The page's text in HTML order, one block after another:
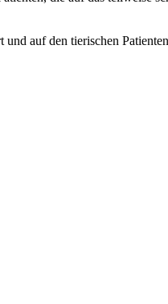
auf den tierischen